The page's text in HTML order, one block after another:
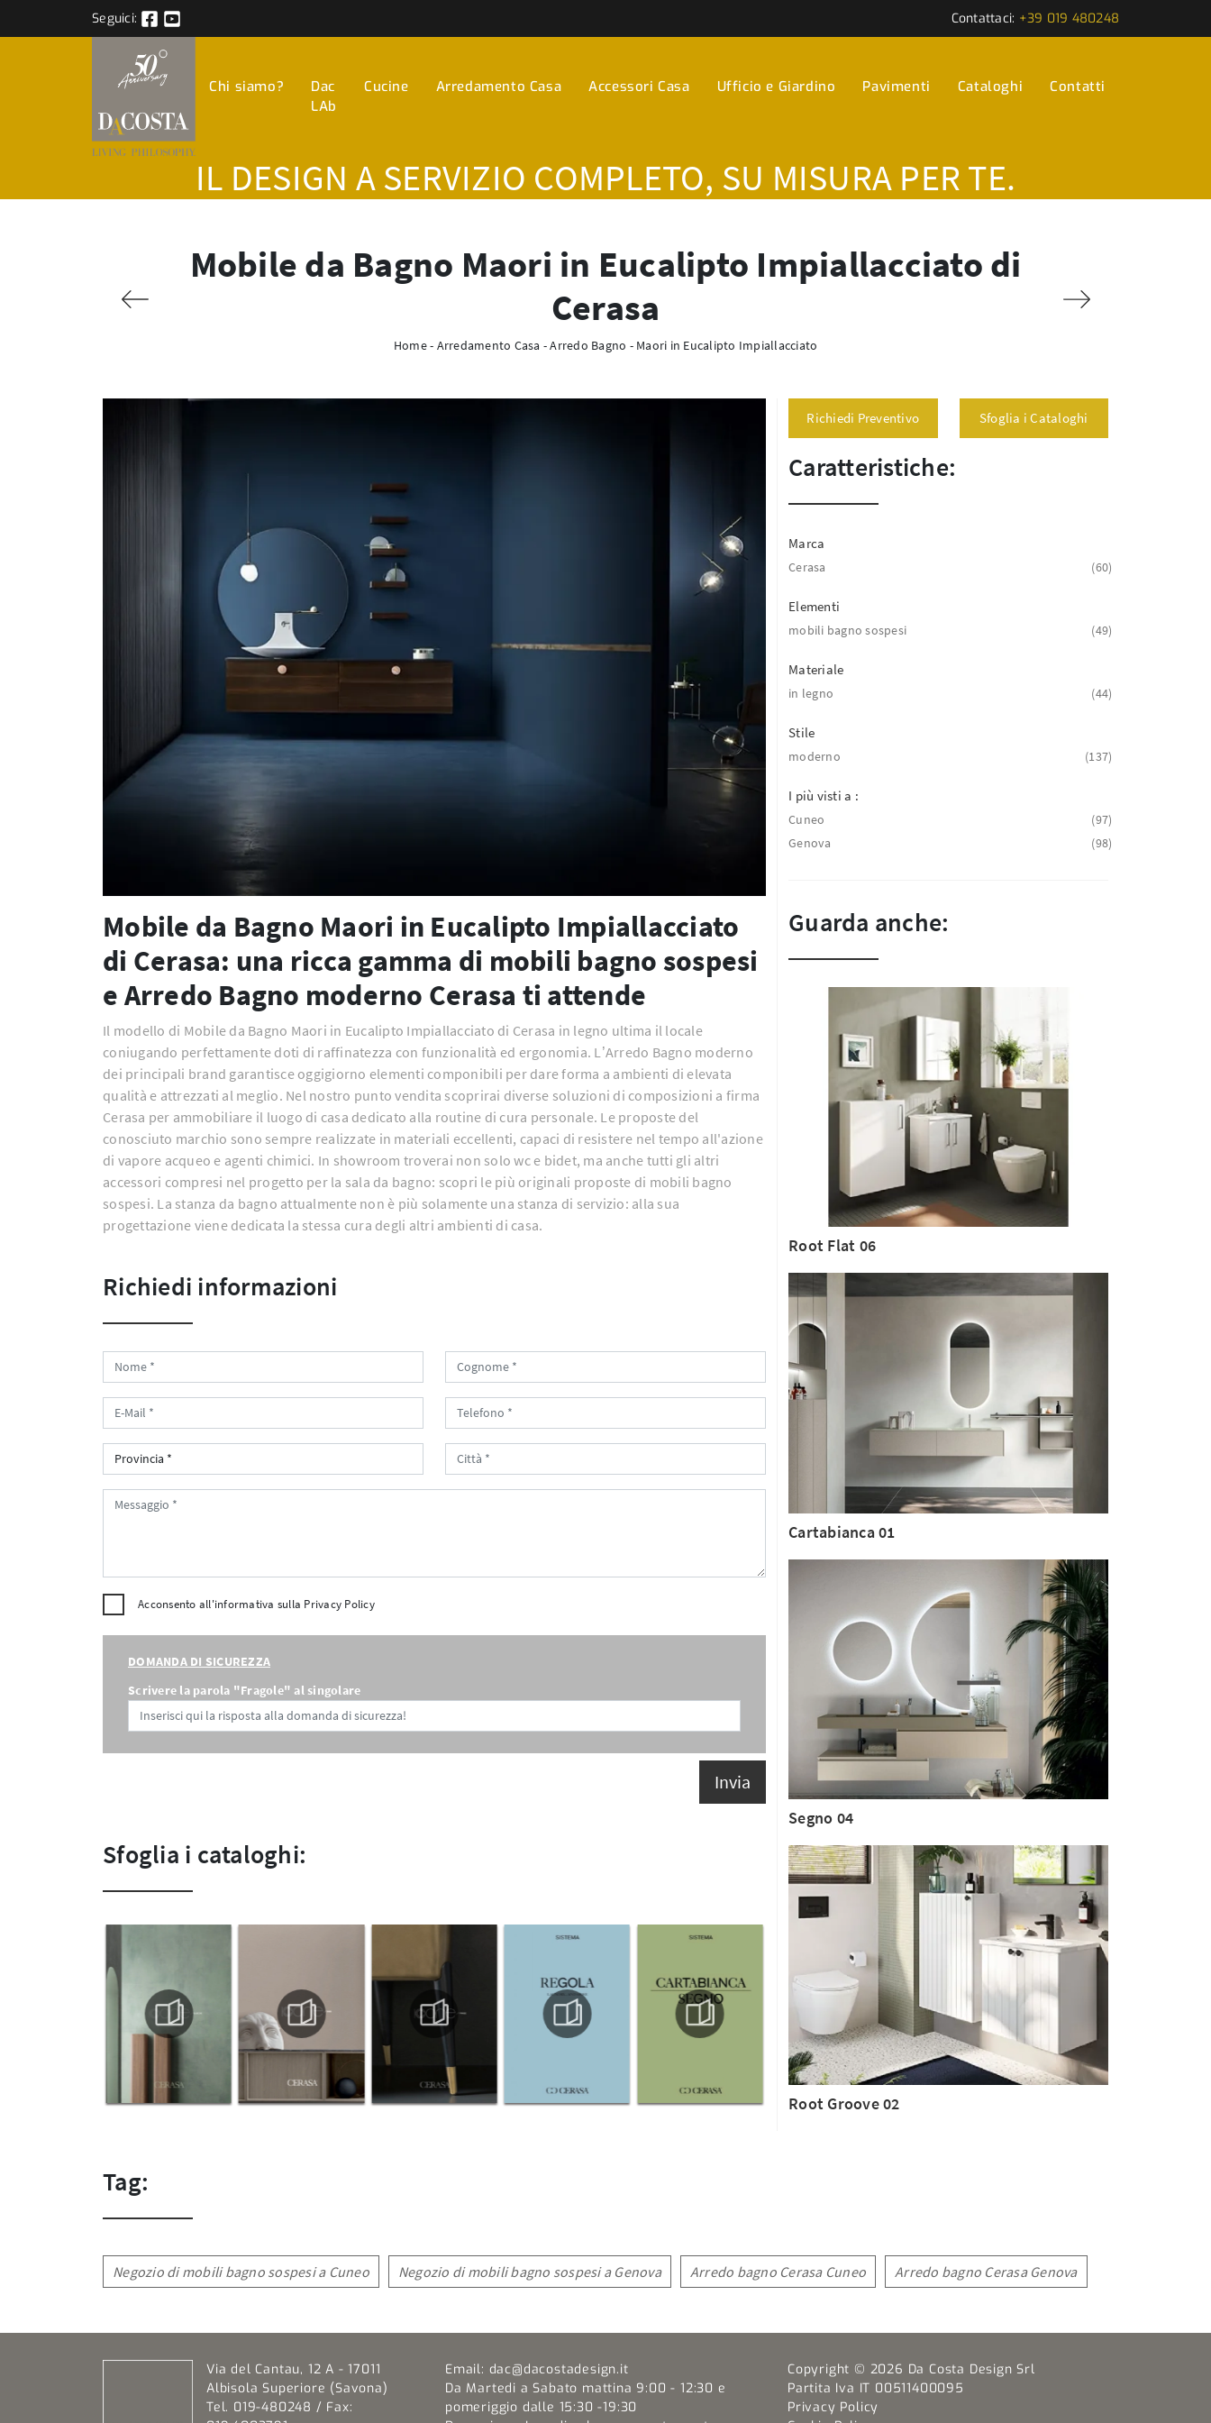
Seguici: Contattaci: +39 019 480248
Chi siamo?
Dac
LAb
Cucine Arredamento Casa Accessori Casa Ufficio e Giardino Pavimenti Cataloghi Contatti
IL DESIGN A SERVIZIO COMPLETO, SU MISURA PER TE.
Mobile da Bagno Maori in Eucalipto Impiallacciato di
Cerasa
Home- Arredamento Casa -Arredo Bagno - Maori in Eucalipto Impiallacciato
Mobile da Bagno Maori in Eucalipto Impiallacciato
di Cerasa: una ricca gamma di mobili bagno sospesi
e Arredo Bagno moderno Cerasa ti attende
Il modello di Mobile da Bagno Maori in Eucalipto Impiallacciato di Cerasa in legno ultima il locale
coniugando perfettamente doti di raffinatezza con funzionalità ed ergonomia. L’Arredo Bagno moderno
dei principali brand garantisce oggigiorno elementi componibili per dare forma a ambienti di elevata
qualità e attrezzati al meglio. Nel nostro punto vendita scoprirai diverse soluzioni di composizioni a firma
Cerasa per ammobiliare il luogo di casa dedicato alla routine di cura personale. Le proposte del
conosciuto marchio sono sempre realizzate in materiali eccellenti, capaci di resistere nel tempo all'azione
di vapore acqueo e agenti chimici. In showroom troverai non solo wc e bidet, ma anche tutti gli altri
accessori compresi nel progetto per la sala da bagno: scopri le più originali proposte di mobili bagno
sospesi. La stanza da bagno attualmente non è più solamente una stanza di servizio: alla sua
progettazione viene dedicata la stessa cura degli altri ambienti di casa.
Richiedi informazioni
Acconsento all'informativa sulla Privacy Policy
DOMANDA DI SICUREZZA
Scrivere la parola "Fragole" al singolare
Invia
Sfoglia i cataloghi:
Richiedi Preventivo Sfoglia i Cataloghi
Caratteristiche:
Marca
Cerasa 60
Elementi
mobili bagno sospesi 49
Materiale
in legno 44
Stile
moderno 137
I più visti a :
Cuneo
97
Genova
98
Guarda anche:
Root Flat 06
Cartabianca 01
Segno 04
Root Groove 02
Tag:
Negozio di mobili bagno sospesi a Cuneo Negozio di mobili bagno sospesi a Genova Arredo bagno Cerasa Cuneo Arredo bagno Cerasa Genova
Via del Cantau, 12 A - 17011
Albisola Superiore (Savona)
Tel. 019-480248 / Fax:
Email: dac@dacostadesign.it
Da Martedi a Sabato mattina 9:00 - 12:30 e
pomeriggio dalle 15:30 -19:30
Copyright © 2026 Da Costa Design Srl
Partita Iva IT 00511400095
Privacy Policy